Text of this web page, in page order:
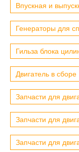
Впускная и
Генераторы для
Гильза блока
Двигатель в сборе
Запчасти для
Запчасти для
Запчасти для